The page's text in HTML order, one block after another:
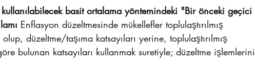
basit ortalama yöntemindeki "Bir önceki geçici
Enflasyon düzeltmesinde mükellefler toplulaştırılmış
düzeltme/taşıma katsayıları yerine, toplulaştırılmış
bulunan katsayıları kullanmak suretiyle; düzeltme işlemlerini